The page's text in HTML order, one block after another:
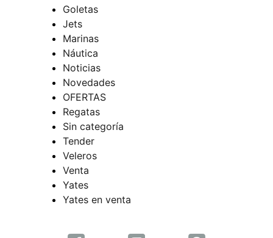
Goletas
Jets
Marinas
Náutica
Noticias
Novedades
OFERTAS
Regatas
Sin categoría
Tender
Veleros
Venta
Yates
Yates en venta